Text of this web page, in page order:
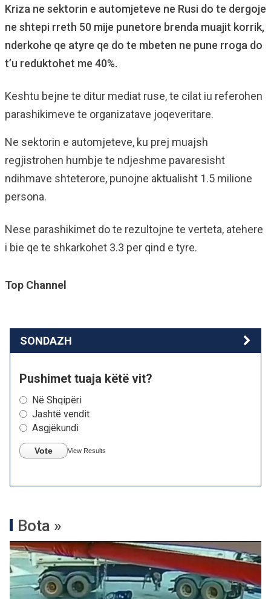
Kriza ne sektorin e automjeteve ne Rusi do te dergoje
ne shtepi rreth 50 mije punetore brenda muajit korrik,
nderkohe qe atyre qe do te mbeten ne pune rroga do
t’u reduktohet me 40%.
Keshtu bejne te ditur mediat ruse, te cilat iu referohen
parashikimeve te organizatave joqeveritare.
Ne sektorin e automjeteve, ku prej muajsh
regjistrohen humbje te ndjeshme pavaresisht
ndihmave shteterore, punojne aktualisht 1.5 milione
persona.
Nese parashikimet do te rezultojne te verteta, atehere
i bie qe te shkarkohet 3.3 per qind e tyre.
Top Channel
SONDAZH
Pushimet tuaja këtë vit?
Në Shqipëri
Jashtë vendit
Asgjëkundi
Vote View Results
Bota »